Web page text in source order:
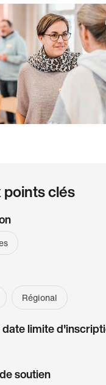
clés
Régional
limite
soutien